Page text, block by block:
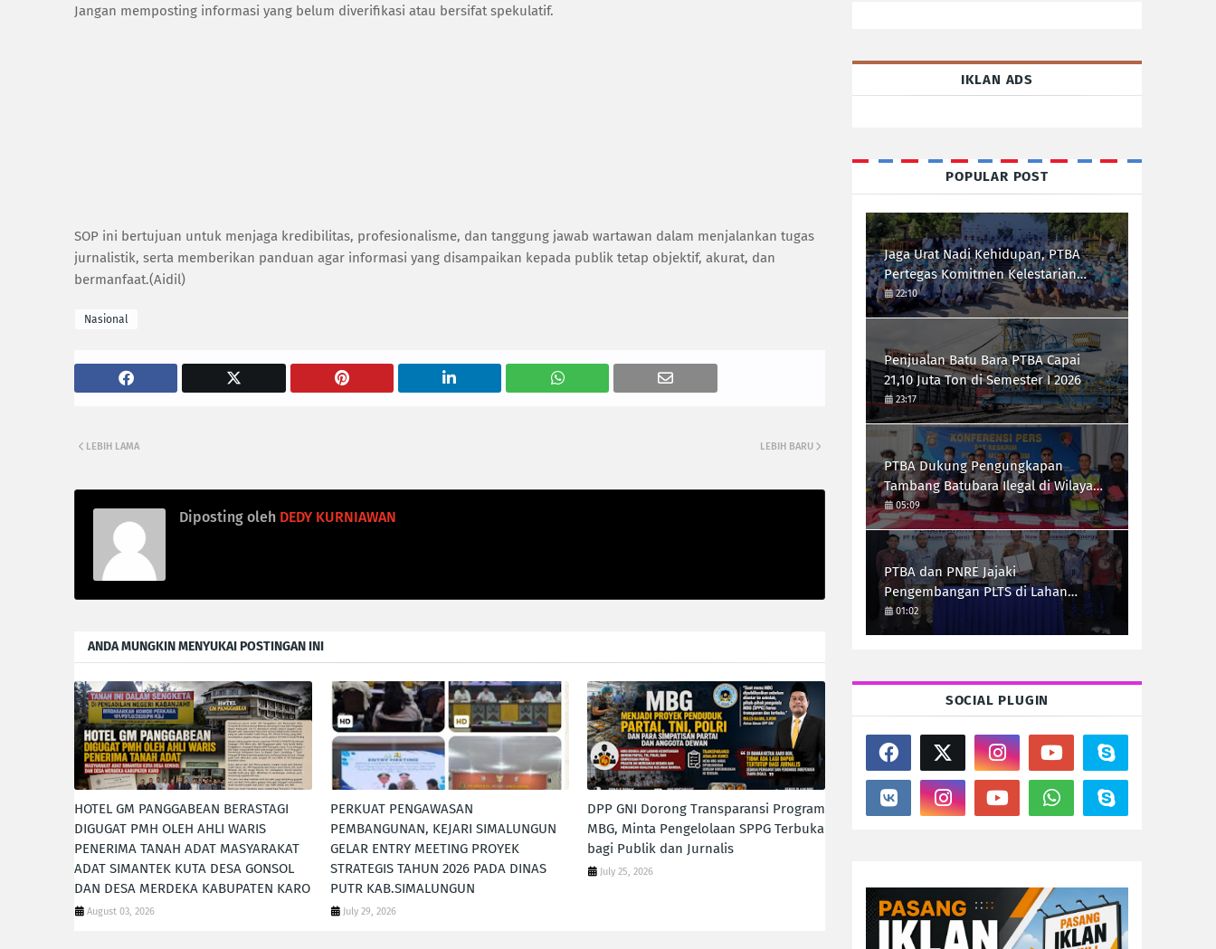
Jangan memposting informasi yang belum diverifikasi atau bersifat spekulatif.
SOP ini bertujuan untuk menjaga kredibilitas, profesionalisme, dan tanggung jawab wartawan dalam menjalankan tugas
jurnalistik, serta memberikan panduan agar informasi yang disampaikan kepada publik tetap objektif, akurat, dan
bermanfaat.(Aidil)
Nasional
LEBIH BARU
LEBIH LAMA
Diposting oleh DEDY KURNIAWAN
ANDA MUNGKIN MENYUKAI POSTINGAN INI
HOTEL GM PANGGABEAN BERASTAGI
DIGUGAT PMH OLEH AHLI WARIS
PENERIMA TANAH ADAT MASYARAKAT
ADAT SIMANTEK KUTA DESA GONSOL
DAN DESA MERDEKA KABUPATEN KARO
August 03, 2026
PERKUAT PENGAWASAN
PEMBANGUNAN, KEJARI SIMALUNGUN
GELAR ENTRY MEETING PROYEK
STRATEGIS TAHUN 2026 PADA DINAS
PUTR KAB.SIMALUNGUN
July 29, 2026
DPP GNI Dorong Transparansi Program
MBG, Minta Pengelolaan SPPG Terbuka
bagi Publik dan Jurnalis
July 25, 2026
IKLAN ADS
POPULAR POST
Jaga Urat Nadi Kehidupan, PTBA
Pertegas Komitmen Kelestarian
Sungai dalam Konferensi Sungai
Indonesia 2026
22:10
Penjualan Batu Bara PTBA Capai
21,10 Juta Ton di Semester I 2026
23:17
PTBA Dukung Pengungkapan
Tambang Batubara Ilegal di Wilayah
IUP Perseroan
05:09
PTBA dan PNRE Jajaki
Pengembangan PLTS di Lahan
Pascatambang
01:02
SOCIAL PLUGIN